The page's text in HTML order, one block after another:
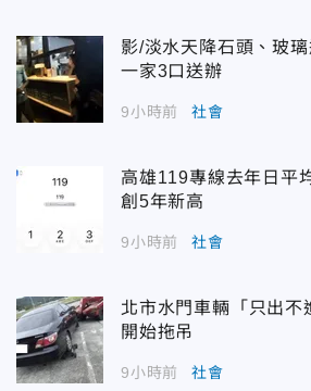
影/淡水天降石頭、玻
一家3口送辦
9小時前 社會
高雄119專線去年日平
創5年新高
9小時前 社會
北市水門車輛「只出
開始拖吊
9小時前 社會